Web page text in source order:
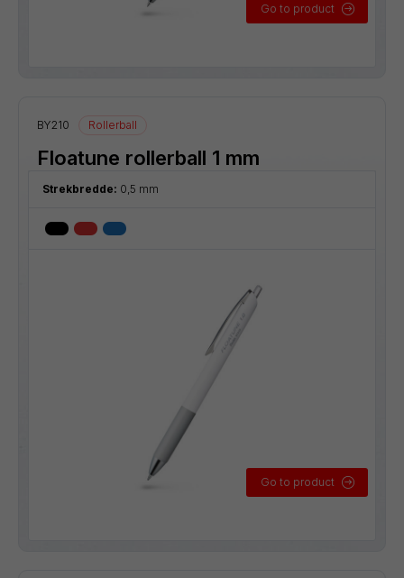
Go to product
BY210 Rollerball
Floatune rollerball 1 mm
Strekbredde: 0,5 mm
Go to product